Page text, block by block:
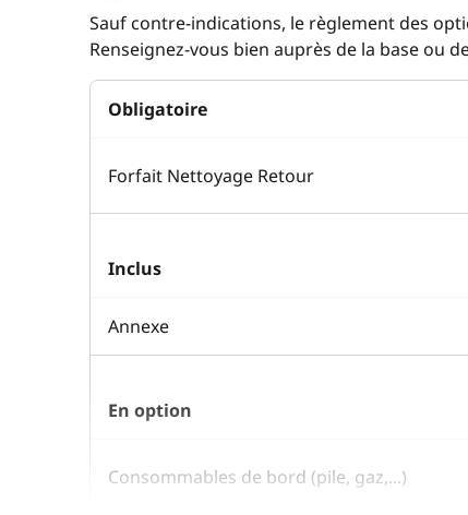
Sauf contre-indications, le règlement des
Renseignez-vous bien auprès de la base ou
Obligatoire
Forfait Nettoyage Retour
Inclus
Annexe
En option
Consommables de bord (pile, gaz,...)